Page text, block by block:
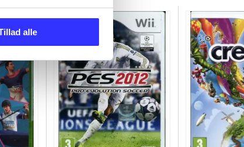
alle